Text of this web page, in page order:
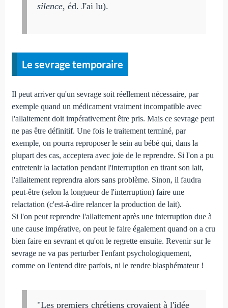
silence, éd. J'ai lu).
Le sevrage temporaire
Il peut arriver qu'un sevrage soit réellement nécessaire, par
exemple quand un médicament vraiment incompatible avec
l'allaitement doit impérativement être pris. Mais ce sevrage peut
ne pas être définitif. Une fois le traitement terminé, par
exemple, on pourra reproposer le sein au bébé qui, dans la
plupart des cas, acceptera avec joie de le reprendre. Si l'on a pu
entretenir la lactation pendant l'interruption en tirant son lait,
l'allaitement reprendra alors sans problème. Sinon, il faudra
peut-être (selon la longueur de l'interruption) faire une
relactation (c'est-à-dire relancer la production de lait).
Si l'on peut reprendre l'allaitement après une interruption due à
une cause impérative, on peut le faire également quand on a cru
bien faire en sevrant et qu'on le regrette ensuite. Revenir sur le
sevrage ne va pas perturber l'enfant psychologiquement,
comme on l'entend dire parfois, ni le rendre blasphémateur !
"Les premiers chrétiens croyaient à l'idée